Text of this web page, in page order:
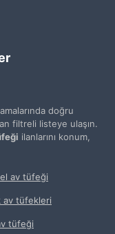
doğru
filtreli listeye ulaşın.
ilanlarını konum,
av tüfeği
av tüfekleri
tüfeği